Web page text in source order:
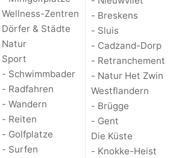
Wellness-Zentren
Dörfer & Städte
Natur
Sport
- Schwimmbader
- Radfahren
- Wandern
- Reiten
- Golfplatze
- Surfen
- Breskens
- Sluis
- Cadzand-Dorp
- Retranchement
- Natur Het Zwin
Westflandern
- Brügge
- Gent
Die Küste
- Knokke-Heist